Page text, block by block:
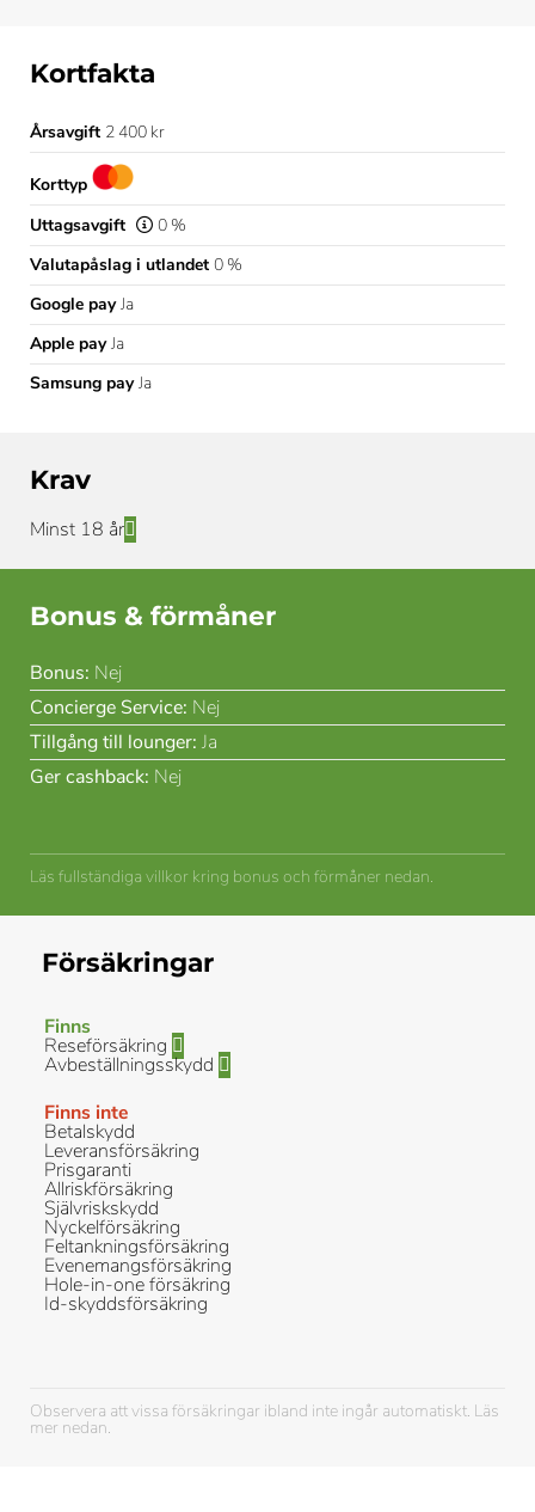
Kortfakta
Årsavgift 2 400 kr
Korttyp
Uttagsavgift
0 %
Valutapåslag i utlandet 0 %
Google payJa
Apple payJa
Samsung payJa
Krav
Minst 18 år
Bonus & förmåner
Bonus: Nej
Concierge Service: Nej
Tillgång till lounger: Ja
Ger cashback: Nej
Läs fullständiga villkor kring bonus och förmåner nedan.
Försäkringar
Finns
Reseförsäkring
Avbeställningsskydd
Finns inte
Betalskydd
Leveransförsäkring
Prisgaranti
Allriskförsäkring
Självriskskydd
Nyckelförsäkring
Feltankningsförsäkring
Evenemangsförsäkring
Hole-in-one försäkring
Id-skyddsförsäkring
Observera att vissa försäkringar ibland inte ingår automatiskt. Läs
mer nedan.